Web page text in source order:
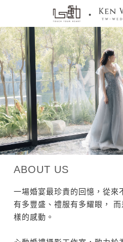
ABOUT US
一場婚宴最珍貴的回憶，從來
有多豐盛、禮服有多耀眼，
樣的感動。